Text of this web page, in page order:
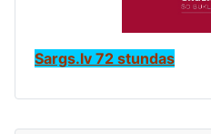
Sargs.lv 72 stundas